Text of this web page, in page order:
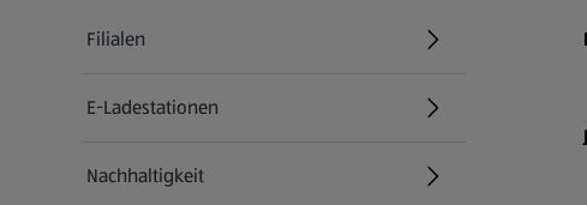
Filialen
E-Ladestationen
Nachhaltigkeit